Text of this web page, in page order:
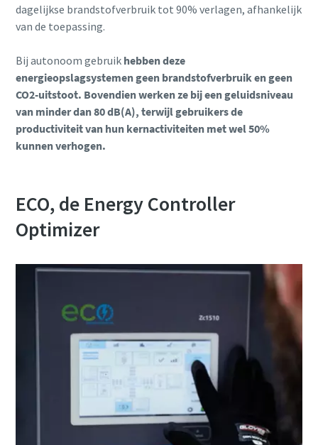
dagelijkse brandstofverbruik tot 90% verlagen, afhankelijk
van de toepassing.
Bij autonoom gebruik hebben deze
energieopslagsystemen geen brandstofverbruik en geen
CO2-uitstoot. Bovendien werken ze bij een geluidsniveau
van minder dan 80 dB(A), terwijl gebruikers de
productiviteit van hun kernactiviteiten met wel 50%
kunnen verhogen.
ECO, de Energy Controller
Optimizer